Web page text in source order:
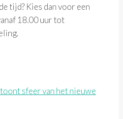
tijd? Kies dan voor een
18.00 uur tot
sfeer van het nieuwe